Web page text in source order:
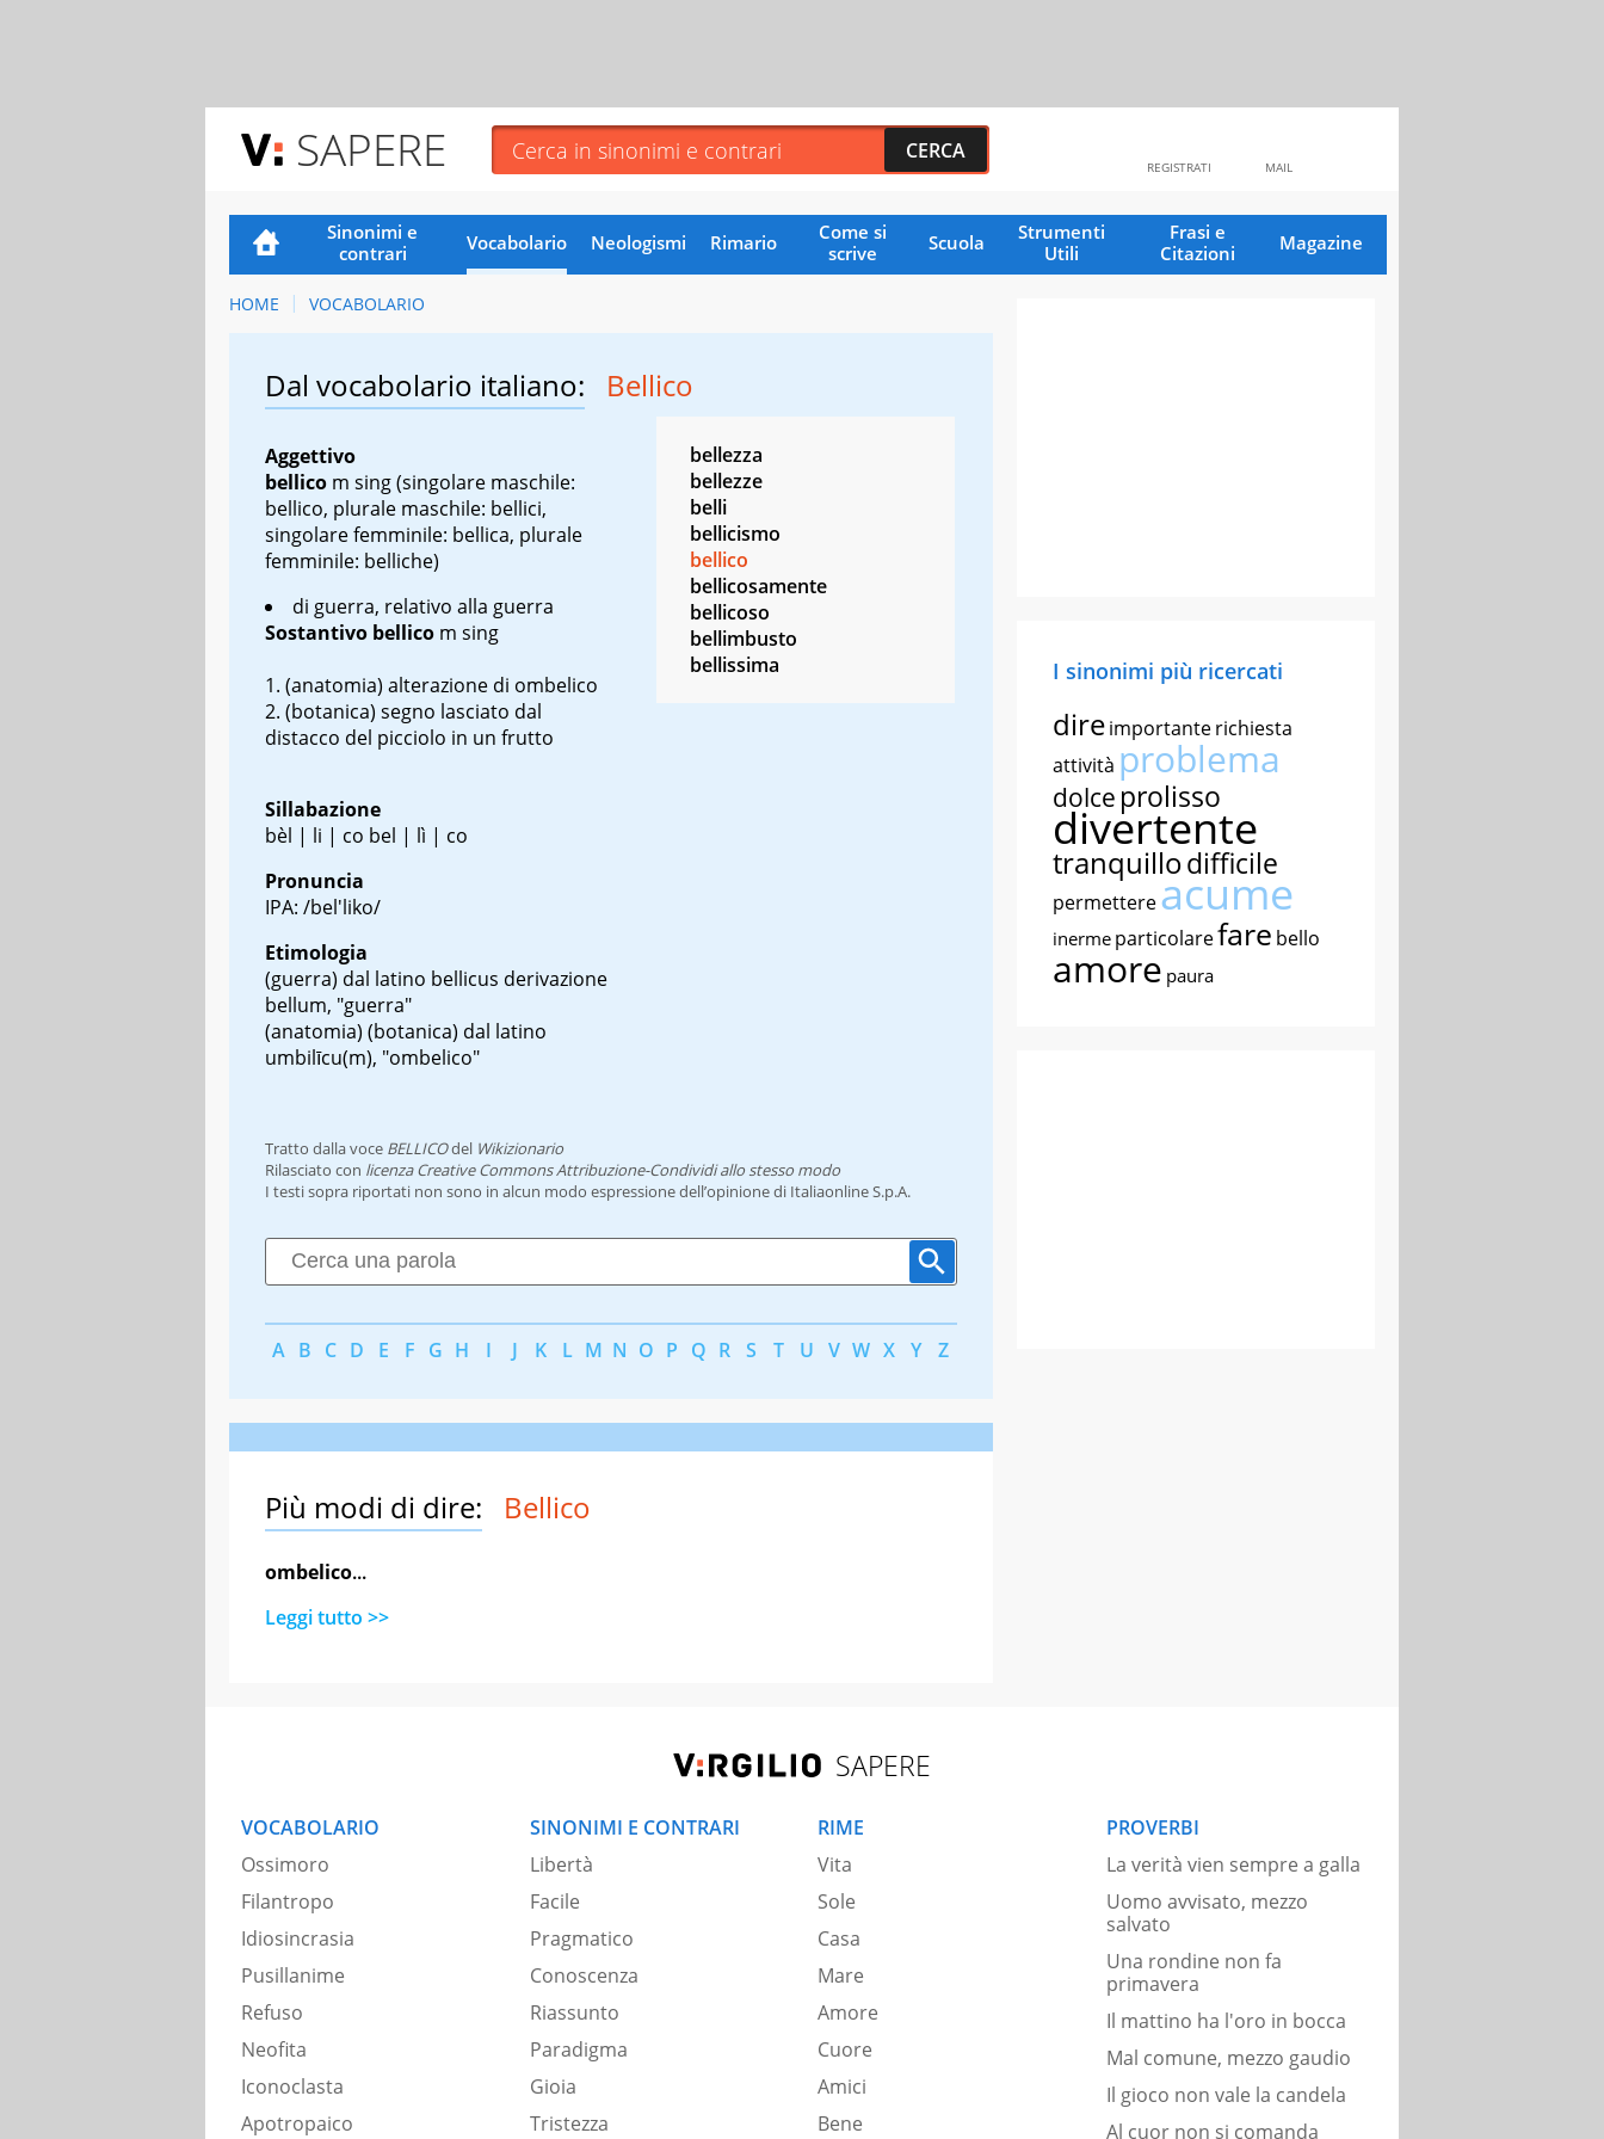
SAPERE MAIL
REGISTRATI
Sinonimi e
contrari
Vocabolario Neologismi Rimario
Come si
scrive
Scuola
Strumenti
Utili
Frasi e
Citazioni
Magazine
HOME VOCABOLARIO
Dal vocabolario italiano: Bellico
Aggettivo
bellico m sing(singolare maschile:
bellico, plurale maschile: bellici,
singolare femminile: bellica, plurale
femminile: belliche)
di guerra, relativo alla guerra
Sostantivo bellico m sing
(anatomia) alterazione di ombelico
(botanica) segno lasciato dal
distacco del picciolo in un frutto
Sillabazione
bèl | li | co bel | lì | co
Pronuncia
IPA: /bel'liko/
Etimologia
(guerra) dal latino bellicus derivazione
bellum, "guerra"
(anatomia) (botanica) dal latino
umbilīcu(m), "ombelico"
bellezza
bellezze
belli
bellicismo
bellico
bellicosamente
bellicoso
bellimbusto
bellissima
Tratto dalla voce BELLICOdel Wikizionario
Rilasciato con licenza Creative Commons Attribuzione-Condividi allo stesso modo
I testi sopra riportati non sono in alcun modo espressione dell’opinione di Italiaonline S.p.A.
A B C D E F G H I J K L M N O P Q R S T U V W X Y Z
Più modi di dire: Bellico
ombelico...
Leggi tutto >>
I sinonimi più ricercati
direimportanterichiesta
attività problema
dolce prolisso
divertente
tranquillodifficile
permettereacume
inerme particolarefare bello
amore paura
SAPERE
VOCABOLARIO
Ossimoro
Filantropo
Idiosincrasia
Pusillanime
Refuso
Neofita
Iconoclasta
Apotropaico
SINONIMI E CONTRARI
Libertà
Facile
Pragmatico
Conoscenza
Riassunto
Paradigma
Gioia
Tristezza
RIME
Vita
Sole
Casa
Mare
Amore
Cuore
Amici
Bene
PROVERBI
La verità vien sempre a galla
Uomo avvisato, mezzo
salvato
Una rondine non fa
primavera
Il mattino ha l'oro in bocca
Mal comune, mezzo gaudio
Il gioco non vale la candela
Al cuor non si comanda